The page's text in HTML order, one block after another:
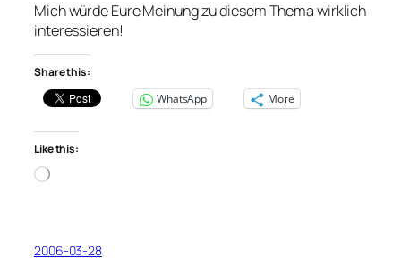
Mich würde Eure Meinung zu diesem Thema wirklich
interessieren!
Share this:
WhatsApp
More
Like this:
Loading…
2006-03-28